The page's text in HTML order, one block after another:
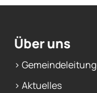
Über uns
> Gemeindeleitung
> Aktuelles